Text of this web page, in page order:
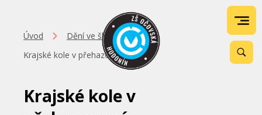
Úvod
Dění ve škole
Krajské kole v přehazované
Krajské kole v